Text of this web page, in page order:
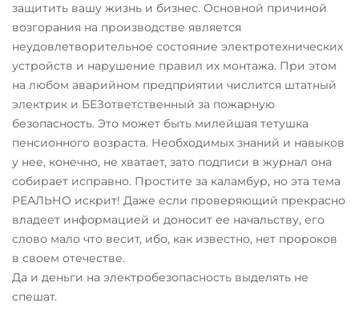
защитить вашу жизнь и бизнес. Основной причиной
возгорания на производстве является
неудовлетворительное состояние электротехнических
устройств и нарушение правил их монтажа. При этом
на любом аварийном предприятии числится штатный
электрик и БЕЗответственный за пожарную
безопасность. Это может быть милейшая тетушка
пенсионного возраста. Необходимых знаний и навыков
у нее, конечно, не хватает, зато подписи в журнал она
собирает исправно. Простите за каламбур, но эта тема
РЕАЛЬНО искрит! Даже если проверяющий прекрасно
владеет информацией и доносит ее начальству, его
слово мало что весит, ибо, как известно, нет пророков
в своем отечестве.
Да и деньги на электробезопасность выделять не
спешат.